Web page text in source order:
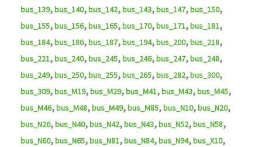
bus_139,bus_140,bus_142,bus_143,bus_147,bus_150,
bus_155,bus_156,bus_165,bus_170,bus_171,bus_181,
bus_184,bus_186,bus_187,bus_194,bus_200,bus_218,
bus_221,bus_240,bus_245,bus_246,bus_247,bus_248,
bus_249,bus_250,bus_255,bus_265,bus_282,bus_300,
bus_309,bus_M19,bus_M29,bus_M41,bus_M43,bus_M45,
bus_M46,bus_M48,bus_M49,bus_M85,bus_N10,bus_N20,
bus_N26,bus_N40,bus_N42,bus_N43,bus_N52,bus_N58,
bus_N60,bus_N65,bus_N81,bus_N84,bus_N94,bus_X10,